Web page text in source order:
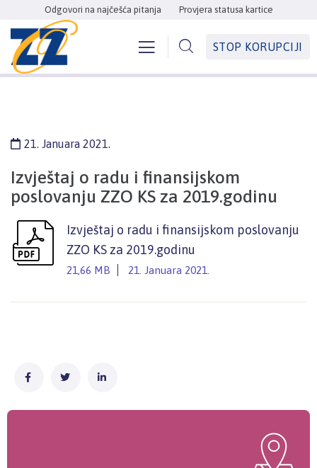
Odgovori na najčešća pitanja Provjera statusa kartice
STOP KORUPCIJI
21. Januara 2021.
Izvještaj o radu i finansijskom
poslovanju ZZO KS za 2019.godinu
Izvještaj o radu i finansijskom poslovanju
ZZO KS za 2019.godinu
21,66 MB 21. Januara 2021.